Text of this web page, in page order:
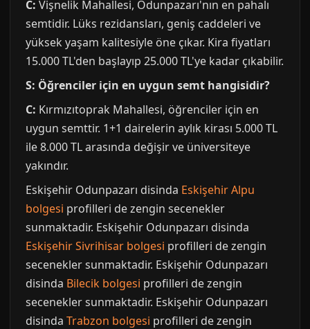
C: Vişnelik Mahallesi, Odunpazarı'nın en pahalı
semtidir. Lüks rezidansları, geniş caddeleri ve
yüksek yaşam kalitesiyle öne çıkar. Kira fiyatları
15.000 TL'den başlayıp 25.000 TL'ye kadar çıkabilir.
S: Öğrenciler için en uygun semt hangisidir?
C: Kırmızıtoprak Mahallesi, öğrenciler için en
uygun semttir. 1+1 dairelerin aylık kirası 5.000 TL
ile 8.000 TL arasında değişir ve üniversiteye
yakındır.
Eskişehir Odunpazarı disinda Eskişehir Alpu
bolgesi profilleri de zengin secenekler
sunmaktadir. Eskişehir Odunpazarı disinda
Eskişehir Sivrihisar bolgesi profilleri de zengin
secenekler sunmaktadir. Eskişehir Odunpazarı
disinda Bilecik bolgesi profilleri de zengin
secenekler sunmaktadir. Eskişehir Odunpazarı
disinda Trabzon bolgesi profilleri de zengin